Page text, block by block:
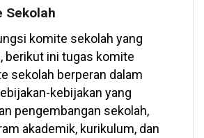
Sekolah
komite sekolah yang
berikut ini tugas komite
sekolah berperan dalam
kebijakan yang
pengembangan sekolah,
akademik, kurikulum, dan